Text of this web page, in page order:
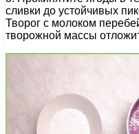
сливки до устойчивых
Творог с молоком
творожной массы